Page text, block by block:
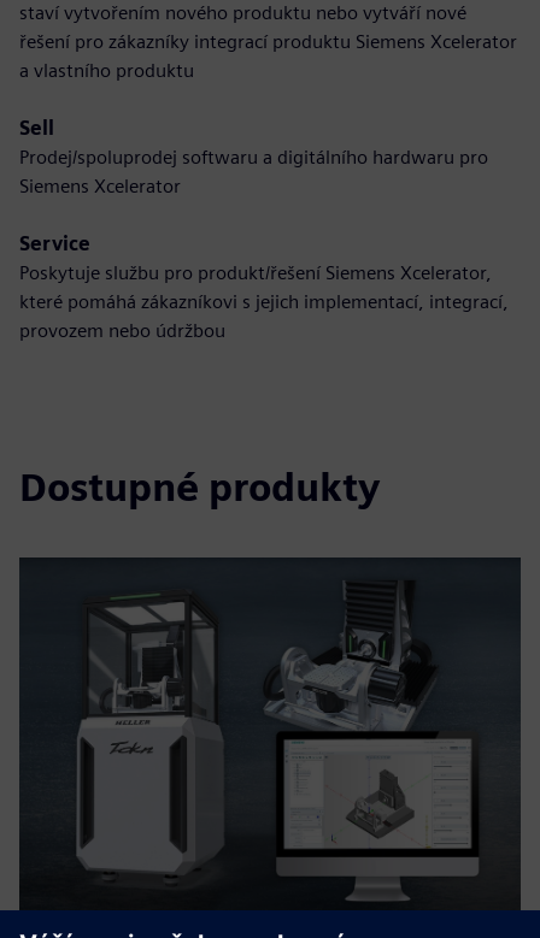
staví vytvořením nového produktu nebo vytváří nové
řešení pro zákazníky integrací produktu Siemens Xcelerator
a vlastního produktu
Sell
Prodej/spoluprodej softwaru a digitálního hardwaru pro
Siemens Xcelerator
Service
Poskytuje službu pro produkt/řešení Siemens Xcelerator,
které pomáhá zákazníkovi s jejich implementací, integrací,
provozem nebo údržbou
Dostupné produkty